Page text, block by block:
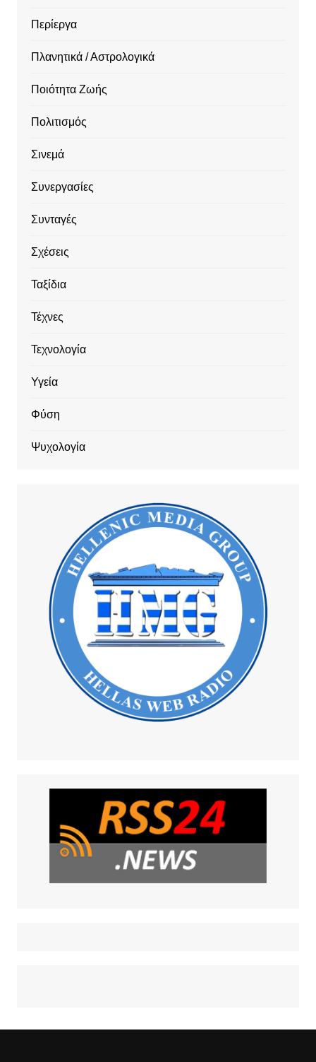
Περίεργα
Πλανητικά / Αστρολογικά
Ποιότητα Ζωής
Πολιτισμός
Σινεμά
Συνεργασίες
Συνταγές
Σχέσεις
Ταξίδια
Τέχνες
Τεχνολογία
Υγεία
Φύση
Ψυχολογία